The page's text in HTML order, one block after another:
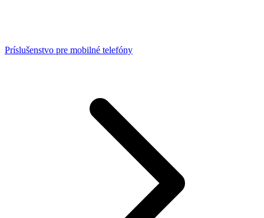
Príslušenstvo pre mobilné telefóny